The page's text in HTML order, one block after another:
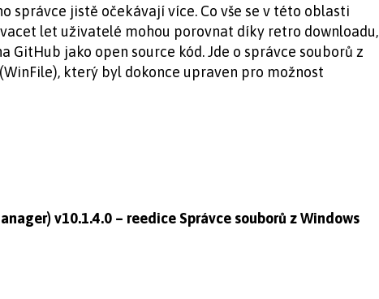
správce jistě očekávají více. Co vše se v této oblasti
let uživatelé mohou porovnat díky retro downloadu,
GitHub jako open source kód. Jde o správce souborů z
který byl dokonce upraven pro možnost
v10.1.4.0 – reedice Správce souborů z Windows